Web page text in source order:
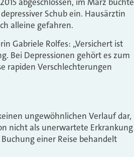
Schub ein. Hausärztin
alleine gefahren.
Gabriele Rolfes: „Versichert ist
Bei Depressionen gehört es zum
rapiden Verschlechterungen
ungewöhnlichen Verlauf dar,
nicht als unerwartete Erkrankung
einer Reise behandelt